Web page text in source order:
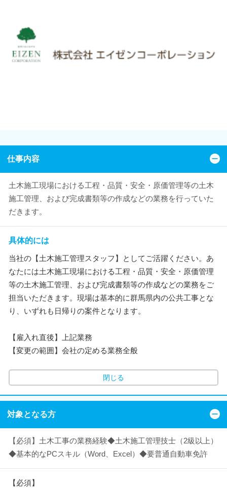
仕事内容
土木施工現場における工程・品質・安全・原価管理等の土木
施工管理、および完成書類等の作成などの業務を行っていた
だきます。
具体的には
当社の【土木施工管理スタッフ】としてご活躍ください。あ
なたには土木施工現場における工程・品質・安全・原価管理
等の土木施工管理、および完成書類等の作成などの業務をご
担当いただきます。現場は基本的に群馬県内の公共工事とな
り、いずれも日帰りの案件となります。
【雇入れ直後】上記業務
【変更の範囲】会社の定める業務全般
閉じる
対象となる方
【必須】土木工事の業務経験◆土木施工管理技士（2級以上）
◆基本的なPCスキル（Word、Excel）◆要普通自動車免許
【必須】